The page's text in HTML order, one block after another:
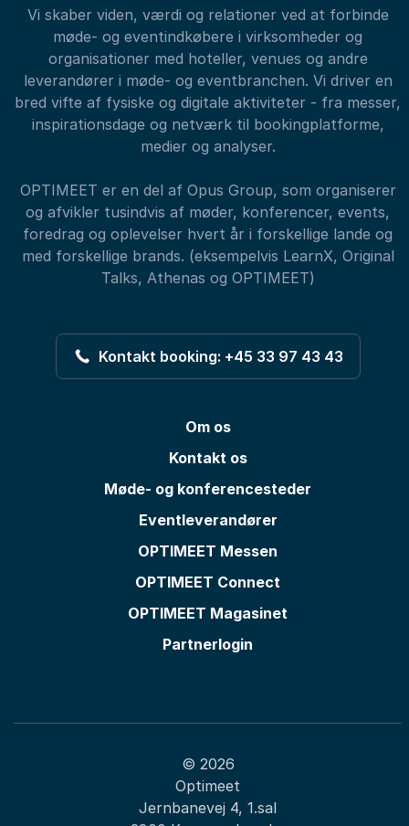
Vi skaber viden, værdi og relationer ved at forbinde
møde- og eventindkøbere i virksomheder og
organisationer med hoteller, venues og andre
leverandører i møde- og eventbranchen. Vi driver en
bred vifte af fysiske og digitale aktiviteter - fra messer,
inspirationsdage og netværk til bookingplatforme,
medier og analyser.
OPTIMEET er en del af Opus Group, som organiserer
og afvikler tusindvis af møder, konferencer, events,
foredrag og oplevelser hvert år i forskellige lande og
med forskellige brands. (eksempelvis LearnX, Original
Talks, Athenas og OPTIMEET)
Kontakt booking: +45 33 97 43 43
Om os
Kontakt os
Møde- og konferencesteder
Eventleverandører
OPTIMEET Messen
OPTIMEET Connect
OPTIMEET Magasinet
Partnerlogin
© 2026
Optimeet
Jernbanevej 4, 1.sal